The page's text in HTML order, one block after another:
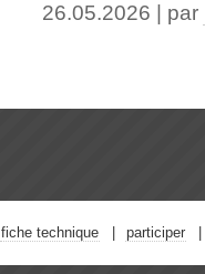
26.05.2026 | par
fiche technique participer